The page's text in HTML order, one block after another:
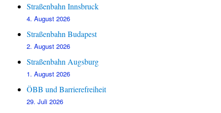
Straßenbahn Innsbruck
4. August 2026
Straßenbahn Budapest
2. August 2026
Straßenbahn Augsburg
1. August 2026
ÖBB und Barrierefreiheit
29. Juli 2026